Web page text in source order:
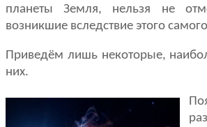
планеты Земля, нельзя не
возникшие вследствие этого
Приведём лишь некоторые,
них.